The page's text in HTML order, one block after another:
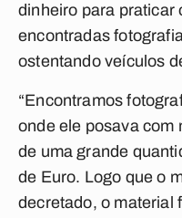
dinheiro para praticar
encontradas
ostentando veículos
“Encontramos
onde ele posava com
de uma grande
de Euro. Logo que o
decretado, o material